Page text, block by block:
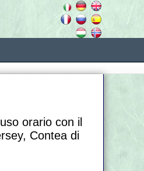
orario con il
Contea di